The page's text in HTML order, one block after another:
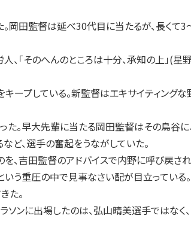
田監督は延べ30代目に当たるが、長くて3
「そのへんのところは十分、承知の上」(星
プしている。新監督はエキサイティングな
。早大先輩に当たる岡田監督はその鳥谷
ど、選手の奮起をうながしていた。
、吉田監督のアドバイスで内野に呼び戻さ
う重圧の中で見事なさい配が目立っている
た。
ンに出場したのは、弘山晴美選手ではな